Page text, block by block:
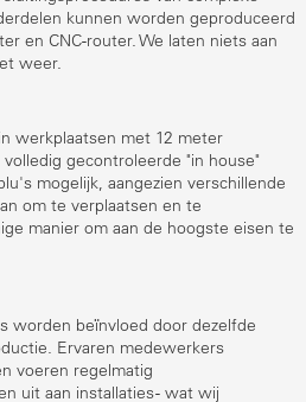
kunnen worden geproduceerd
en CNC-router. We laten niets aan
weer.
werkplaatsen met 12 meter
gecontroleerde "in house"
mogelijk, aangezien verschillende
om te verplaatsen en te
manier om aan de hoogste eisen te
worden beïnvloed door dezelfde
Ervaren medewerkers
voeren regelmatig
uit aan installaties - wat wij